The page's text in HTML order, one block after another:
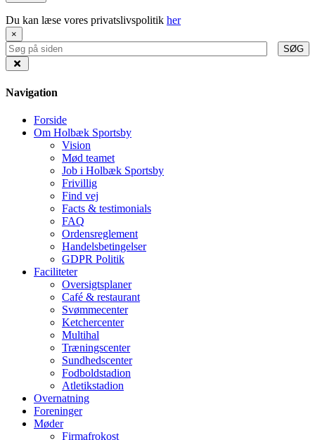
Du kan læse vores privatslivspolitik her
×
SØG
Navigation
Forside
Om Holbæk Sportsby
Vision
Mød teamet
Job i Holbæk Sportsby
Frivillig
Find vej
Facts & testimonials
FAQ
Ordensreglement
Handelsbetingelser
GDPR Politik
Faciliteter
Oversigtsplaner
Café & restaurant
Svømmecenter
Ketchercenter
Multihal
Træningscenter
Sundhedscenter
Fodboldstadion
Atletikstadion
Overnatning
Foreninger
Møder
Firmafrokost